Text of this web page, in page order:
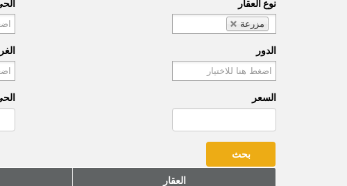
نوع العقار
مزرعة
الدور
السعر
العقار